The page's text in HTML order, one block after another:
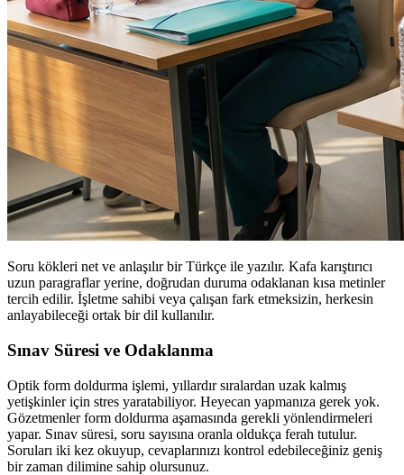
Soru kökleri net ve anlaşılır bir Türkçe ile yazılır. Kafa karıştırıcı
uzun paragraflar yerine, doğrudan duruma odaklanan kısa metinler
tercih edilir. İşletme sahibi veya çalışan fark etmeksizin, herkesin
anlayabileceği ortak bir dil kullanılır.
Sınav Süresi ve Odaklanma
Optik form doldurma işlemi, yıllardır sıralardan uzak kalmış
yetişkinler için stres yaratabiliyor. Heyecan yapmanıza gerek yok.
Gözetmenler form doldurma aşamasında gerekli yönlendirmeleri
yapar. Sınav süresi, soru sayısına oranla oldukça ferah tutulur.
Soruları iki kez okuyup, cevaplarınızı kontrol edebileceğiniz geniş
bir zaman dilimine sahip olursunuz.